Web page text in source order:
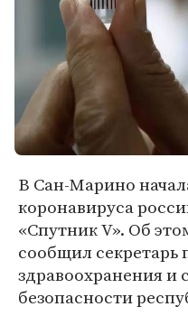
В Сан-Марино
коронавируса
«Спутник V». Об
сообщил секретарь
здравоохранения и
безопасности